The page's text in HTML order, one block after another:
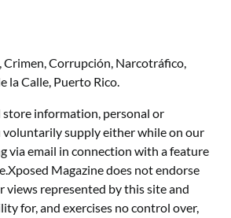
Crimen, Corrupción, Narcotráfico,
la Calle, Puerto Rico.
store information, personal or
supply either while on our
via email in connection with a feature
Magazine does not endorse
views represented by this site and
for, and exercises no control over,